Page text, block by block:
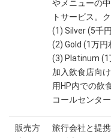
やメニューの
トサービス。
(1) Silver (5千
(2) Gold (1万円
(3) Platinum (1
加入飲食店向
用HP内での飲
コールセンタ
販売方
旅行会社と提